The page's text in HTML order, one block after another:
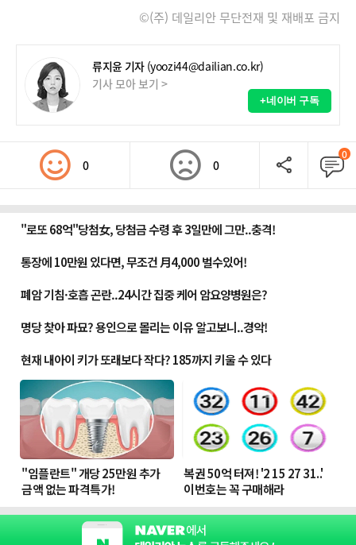
©(주) 데일리안 무단전재 및 재배포 금지
류지윤 기자 (yoozi44@dailian.co.kr)
기사 모아 보기 >
+네이버 구독
0 0
0